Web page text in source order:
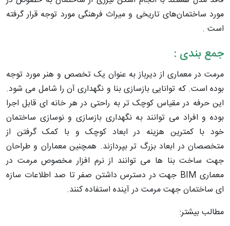
مورد ساختمان‌های تاریخی و میراث فرهنگی مورد توجه قرار گرفته
است .
جمع بندی :
مرمت در معماری از دیرباز به عنوان یک تخصص و هنر مورد توجه
بوده است. که توانایی بازسازی بنا و نگهداری آن را شامل می شود.
این حرفه در مقیاس کوچک تر به راحتی در هر خانه ای قابل اجرا
بوده و افراد می توانند به نگهداری بازسازی و نوسازی ساختمان
خود با کمترین هزینه در ابعاد کوچک و با کمک گرفتن از
متخصصان در ابعاد بزرگ تر بپردازند. همچنین معماران و طراحان
جهت ساخت بنا ها می توانند از نرم افزار مخصوص مرمت در
معماری BIM جهت در دسترس داشتن صفر تا صد اطلاعات سازه
ای ساختمان جهت مرمت در آینده استفاده کنند.
مطالب بیشتر: